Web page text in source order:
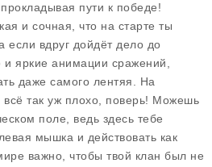
пути к победе!
и сочная, что на старте ты
если вдруг дойдёт дело до
яркие анимации сражений,
даже самого лентяя. На
так уж плохо, поверь! Можешь
поле, ведь здесь тебе
мышка и действовать как
важно, чтобы твой клан был не